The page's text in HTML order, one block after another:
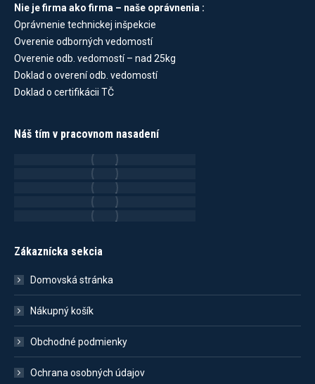
Nie je firma ako firma – naše oprávnenia :
Oprávnenie technickej inšpekcie
Overenie odborných vedomostí
Overenie odb. vedomostí – nad 25kg
Doklad o overení odb. vedomostí
Doklad o certifikácii TČ
Náš tím v pracovnom nasadení
Zákaznícka sekcia
Domovská stránka
Nákupný košík
Obchodné podmienky
Ochrana osobných údajov